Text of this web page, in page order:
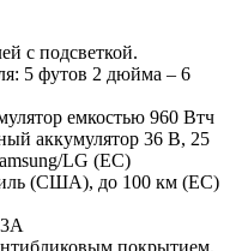
с подсветкой.
5 футов 2 дюйма – 6
емкостью 960 Втч
аккумулятор 36 В, 25
LG (ЕС)
(США), до 100 км (ЕС)
покрытием,